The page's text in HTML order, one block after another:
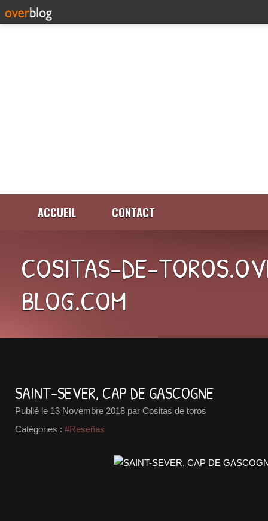
ACCUEIL CONTACT
COSITAS-DE-
BLOG.COM
SAINT-SEVER, CAP DE GASCOGNE
Publié le 13 Novembre 2018 par Cositas de toros
Catégories : #Reseñas